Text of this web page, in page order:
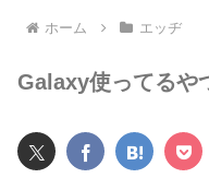
ホーム エッヂ
Galaxy使ってるや